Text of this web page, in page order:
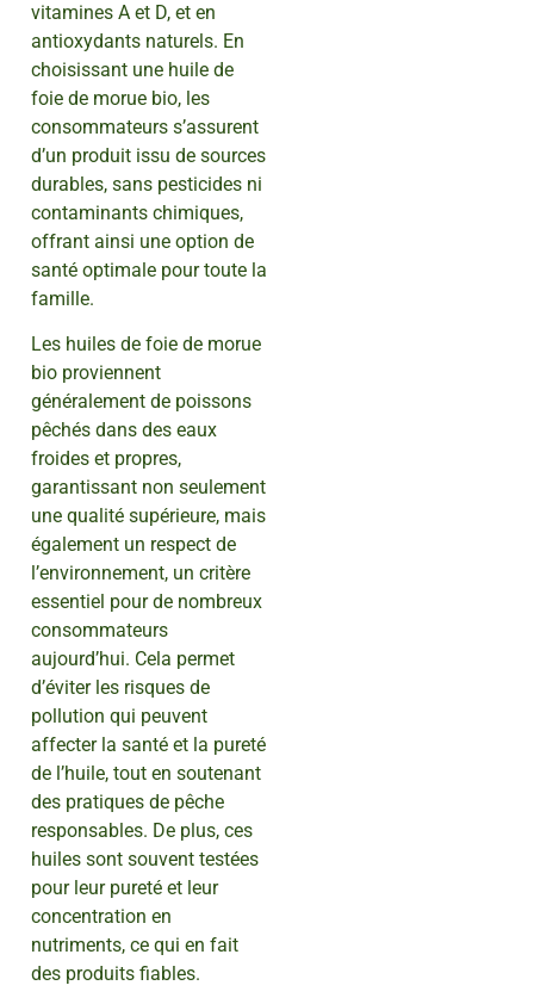
vitamines A et D, et en
antioxydants naturels. En
choisissant une huile de
foie de morue bio, les
consommateurs s’assurent
d’un produit issu de sources
durables, sans pesticides ni
contaminants chimiques,
offrant ainsi une option de
santé optimale pour toute la
famille.
Les huiles de foie de morue
bio proviennent
généralement de poissons
pêchés dans des eaux
froides et propres,
garantissant non seulement
une qualité supérieure, mais
également un respect de
l’environnement, un critère
essentiel pour de nombreux
consommateurs
aujourd’hui. Cela permet
d’éviter les risques de
pollution qui peuvent
affecter la santé et la pureté
de l’huile, tout en soutenant
des pratiques de pêche
responsables. De plus, ces
huiles sont souvent testées
pour leur pureté et leur
concentration en
nutriments, ce qui en fait
des produits fiables.